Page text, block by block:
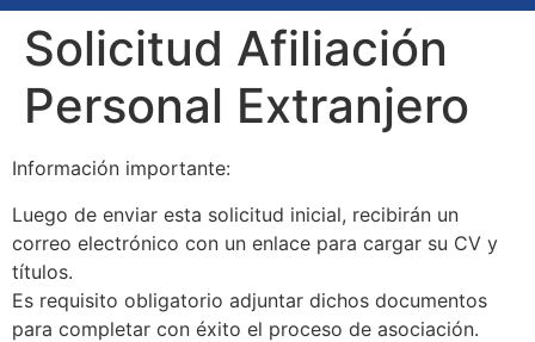
Solicitud Afiliación
Personal Extranjero
Información importante:
Luego de enviar esta solicitud inicial, recibirán un
correo electrónico con un enlace para cargar su CV y
títulos.
Es requisito obligatorio adjuntar dichos documentos
para completar con éxito el proceso de asociación.